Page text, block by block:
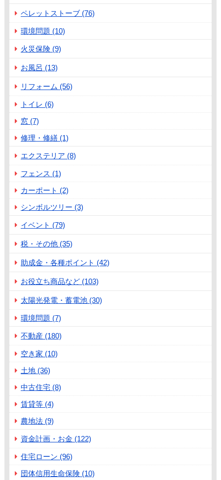
ペレットストーブ (76)
環境問題 (10)
火災保険 (9)
お風呂 (13)
リフォーム (56)
トイレ (6)
窓 (7)
修理・修繕 (1)
エクステリア (8)
フェンス (1)
カーポート (2)
シンボルツリー (3)
イベント (79)
税・その他 (35)
助成金・各種ポイント (42)
お役立ち商品など (103)
太陽光発電・蓄電池 (30)
環境問題 (7)
不動産 (180)
空き家 (10)
土地 (36)
中古住宅 (8)
賃貸等 (4)
農地法 (9)
資金計画・お金 (122)
住宅ローン (96)
団体信用生命保険 (10)